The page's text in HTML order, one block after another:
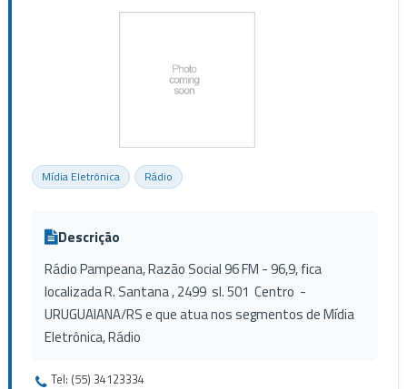
Mídia Eletrônica Rádio
Descrição
Rádio Pampeana, Razão Social 96 FM - 96,9, fica
localizada R. Santana , 2499 sl. 501 Centro -
URUGUAIANA/RS e que atua nos segmentos de Mídia
Eletrônica, Rádio
Tel: (55) 34123334